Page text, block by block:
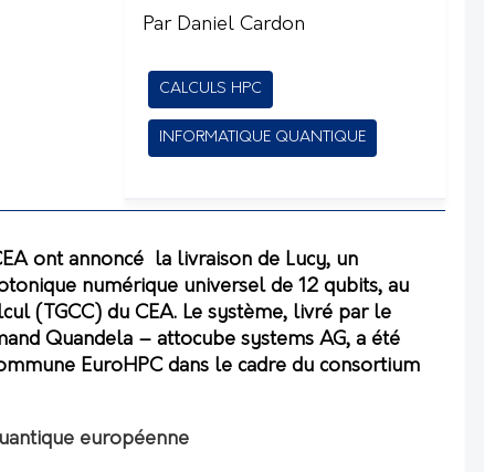
Par Daniel Cardon
CALCULS HPC
INFORMATIQUE QUANTIQUE
ont annoncé la livraison de Lucy, un
numérique universel de 12 qubits, au
(TGCC) du CEA. Le système, livré par le
Quandela – attocube systems AG, a été
EuroHPC dans le cadre du consortium
européenne